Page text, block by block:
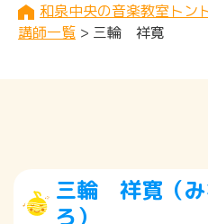
和泉中央の音楽教室トン
講師一覧 > 三輪 祥寛
三輪 祥寛（
ろ）